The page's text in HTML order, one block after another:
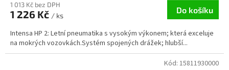
1 013 Kč bez DPH
1 226 Kč / ks
Do košíku
Intensa HP 2: Letní pneumatika s vysokým výkonem; která exceluje
na mokrých vozovkách.Systém spojených drážek; hlubší...
Kód: 15811930000